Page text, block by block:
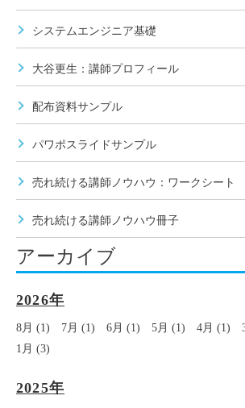
システムエンジニア基礎
大谷更生：講師プロフィール
配布資料サンプル
パワポスライドサンプル
売れ続ける講師ノウハウ：ワークシート
売れ続ける講師ノウハウ冊子
アーカイブ
2026年
8月 (1) 7月 (1) 6月 (1) 5月 (1) 4月 (1)
1月 (3)
2025年